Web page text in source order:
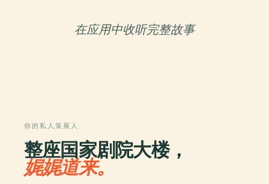
在应用中收听完整故事
你的私人策展人
整座国家剧院大楼，
娓娓道来。